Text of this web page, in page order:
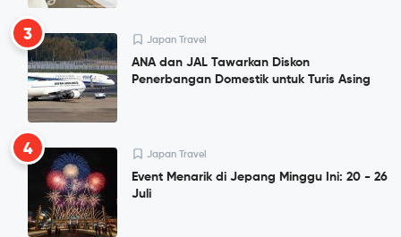
3 Japan Travel
ANA dan JAL Tawarkan Diskon
Penerbangan Domestik untuk Turis Asing
4 Japan Travel
Event Menarik di Jepang Minggu Ini: 20 - 26
Juli